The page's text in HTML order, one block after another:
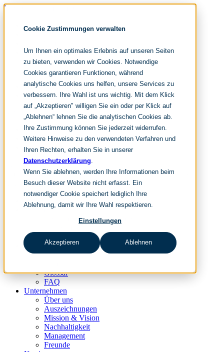
Cookie Zustimmungen verwalten
Um Ihnen ein optimales Erlebnis auf unseren Seiten
zu bieten, verwenden wir Cookies. Notwendige
Cookies garantieren Funktionen, während
analytische Cookies uns helfen, unsere Services zu
verbessern. Ihre Wahl ist uns wichtig. Mit dem Klick
auf „Akzeptieren" willigen Sie ein oder per Klick auf
„Ablehnen“ lehnen Sie die analytischen Cookies ab.
Ihre Zustimmung können Sie jederzeit widerrufen.
Weitere Hinweise zu den verwendeten Verfahren und
Ihren Rechten, erhalten Sie in unserer
Datenschutzerklärung.
Wenn Sie ablehnen, werden Ihre Informationen beim
Besuch dieser Website nicht erfasst. Ein
notwendiger Cookie speichert lediglich Ihre
Ablehnung, damit wir Ihre Wahl respektieren.
Einstellungen
Akzeptieren Ablehnen
Navigation überspringen
noventum
IT & Management Consulting
People & Culture
DE
EN
Navigation überspringen
Home
Archiv
Redaktion
Suchen
hier tippen und enter
Suchen
Navigation überspringen
Home
Leistungen
it & management consulting
people & culture
Wissen & Events
nc360° Magazin
Glossar
FAQ
Unternehmen
Über uns
Auszeichnungen
Mission & Vision
Nachhaltigkeit
Management
Freunde